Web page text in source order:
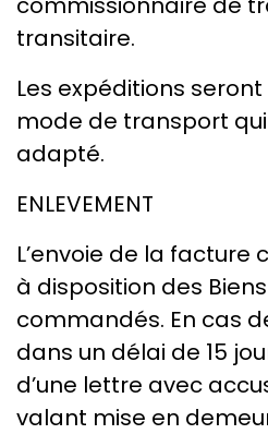
transitaire.
Les expéditions
mode de transport
adapté.
ENLEVEMENT
L’envoie de la facture
à disposition des
commandés. En cas
dans un délai de 15
d’une lettre avec
valant mise en